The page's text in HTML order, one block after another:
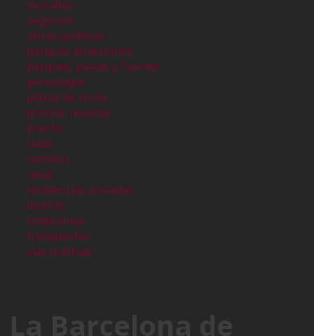
murallas
negocios
obras públicas
parques atracciones
parques, plazas y fuentes
personajes
plazas de toros
prensa, revistas
puerto
radio
ramblas
raval
residencias privadas
teatros
tradiciones
transportes
vias publicas
La Barcelona de